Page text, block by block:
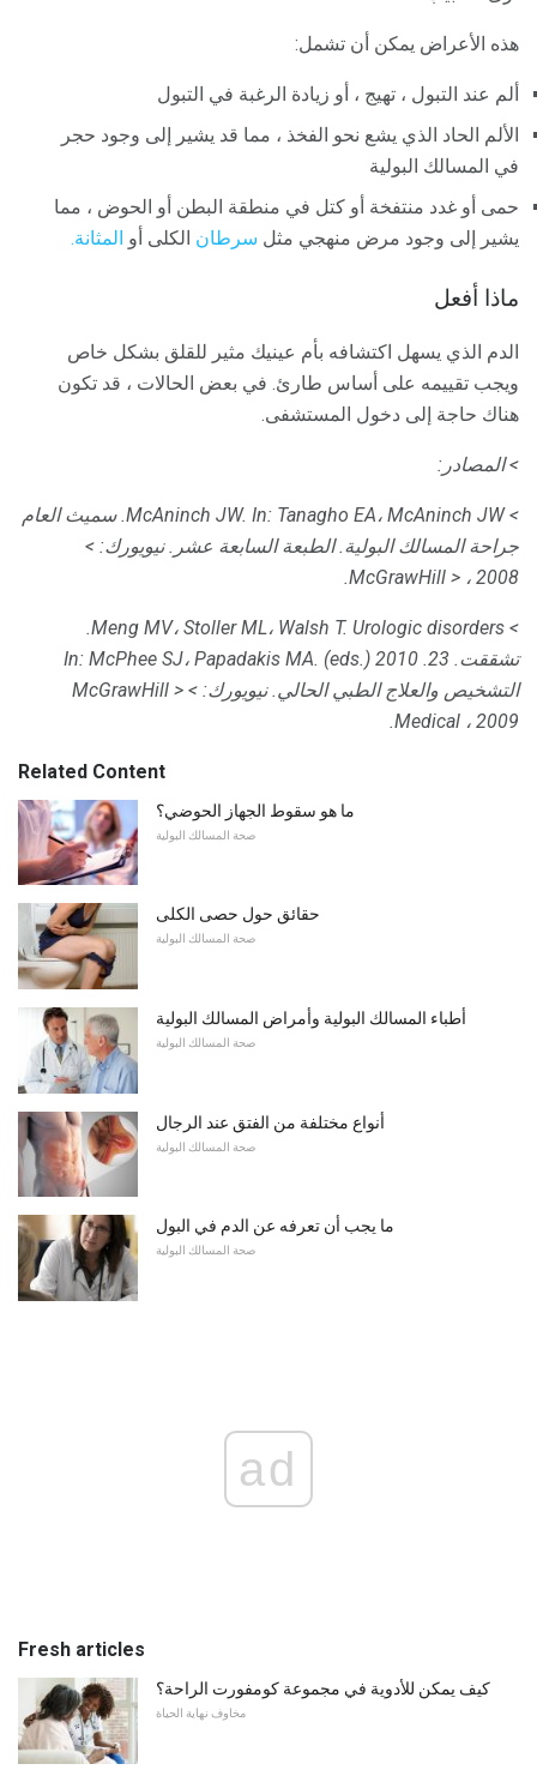
هذه الأعراض يمكن أن تشمل:
ألم عند التبول ، تهيج ، أو زيادة الرغبة في التبول
الألم الحاد الذي يشع نحو الفخذ ، مما قد يشير إلى وجود حجر
في المسالك البولية
حمى أو غدد منتفخة أو كتل في منطقة البطن أو الحوض ، مما
يشير إلى وجود مرض منهجي مثل سرطان الكلى أو المثانة.
ماذا أفعل
الدم الذي يسهل اكتشافه بأم عينيك مثير للقلق بشكل خاص
ويجب تقييمه على أساس طارئ. في بعض الحالات ، قد تكون
هناك حاجة إلى دخول المستشفى.
> المصادر:
> McAninch JW.In: Tanagho EA، McAninch JW.
سميث العام
جراحة المسالك البولية. الطبعة السابعة عشر. نيويورك: >
McGrawHill > ، 2008.
> Meng MV، Stoller ML، Walsh T. Urologic disorders.
تشققت. 23. In: McPhee SJ، Papadakis MA. (eds.) 2010
التشخيص والعلاج الطبي الحالي. نيويورك: > McGrawHill
>
Medical ، 2009.
Related Content
ما هو سقوط الجهاز الحوضي؟
صحة المسالك البولية
حقائق حول حصى الكلى
صحة المسالك البولية
أطباء المسالك البولية وأمراض المسالك البولية
صحة المسالك البولية
أنواع مختلفة من الفتق عند الرجال
صحة المسالك البولية
ما يجب أن تعرفه عن الدم في البول
صحة المسالك البولية
ad
Fresh articles
كيف يمكن للأدوية في مجموعة كومفورت الراحة؟
مخاوف نهاية الحياة